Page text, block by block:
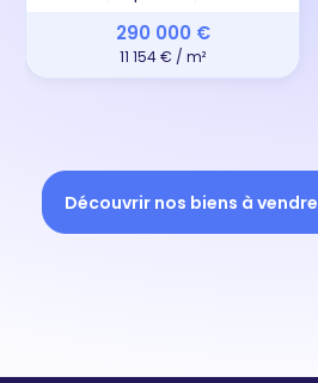
290 000 €
11 154 € / m²
Découvrir nos biens à vendre